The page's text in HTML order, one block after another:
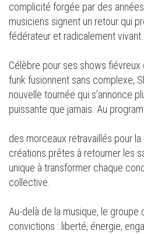
complicité forgée par des
musiciens signent un retour qui
fédérateur et radicalement vivant.
Célèbre pour ses shows
funk fusionnent sans complexe,
nouvelle tournée qui s’annonce
puissante que jamais. Au
des morceaux retravaillés pour
créations prêtes à retourner les
unique à transformer chaque
collective.
Au-delà de la musique, le
convictions : liberté, énergie,